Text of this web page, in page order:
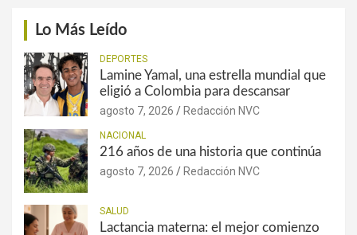
Lo Más Leído
DEPORTES
Lamine Yamal, una estrella mundial que
eligió a Colombia para descansar
agosto 7, 2026 Redacción NVC
NACIONAL
216 años de una historia que continúa
agosto 7, 2026 Redacción NVC
SALUD
Lactancia materna: el mejor comienzo